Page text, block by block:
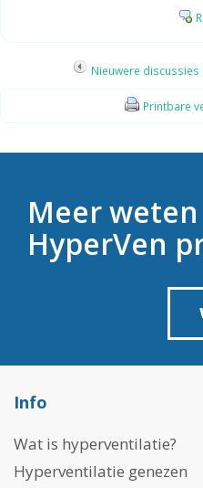
Nieuwere discussies
Printbare
Meer
HyperVen
Info
Wat is hyperventilatie?
Hyperventilatie genezen